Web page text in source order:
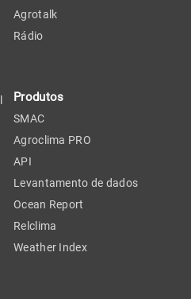
Agrotalk
Rádio
Produtos
SMAC
Agroclima PRO
API
Levantamento de dados
Ocean Report
Relclima
Weather Index